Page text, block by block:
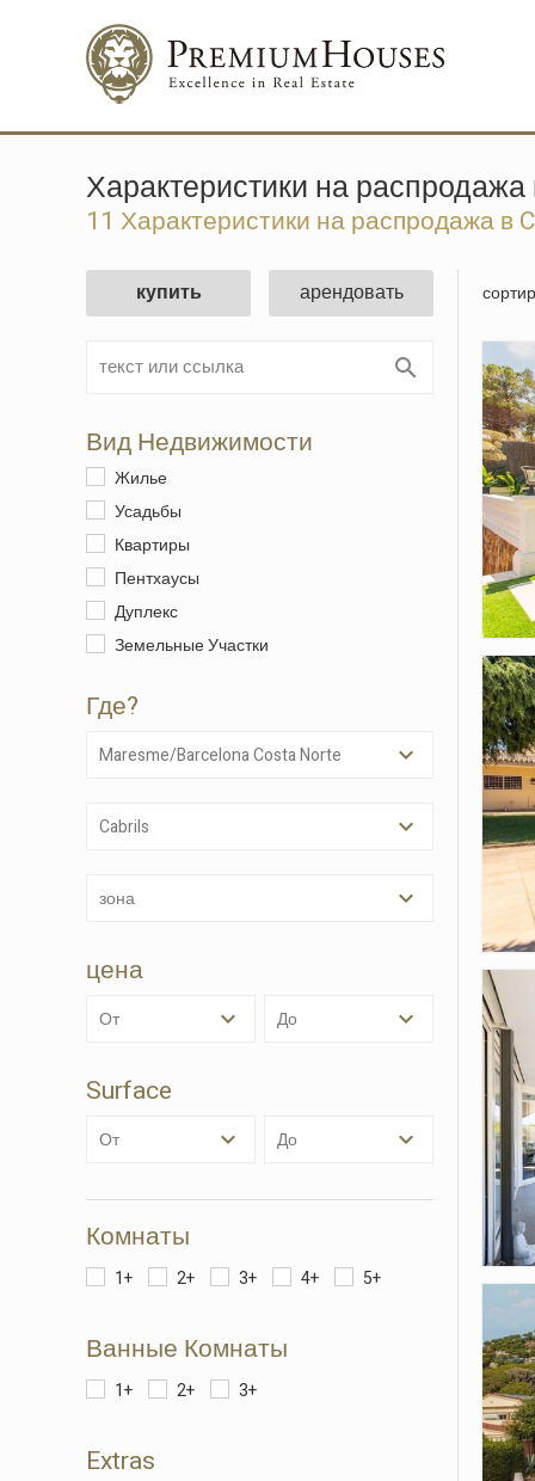
Характеристики на
11 Характеристики на распродажа в
купить арендовать
Вид Недвижимости
Жилье
Усадьбы
Квартиры
Пентхаусы
Дуплекс
Земельные Участки
Где?
Maresme/Barcelona Costa Norte
Cabrils
зона
цена
от до
Surface
от до
Комнаты
1+ 2+ 3+ 4+ 5+
Ванные Комнаты
1+ 2+ 3+
Extras
Этот
целью
их
диск,
Они
нам
Эти